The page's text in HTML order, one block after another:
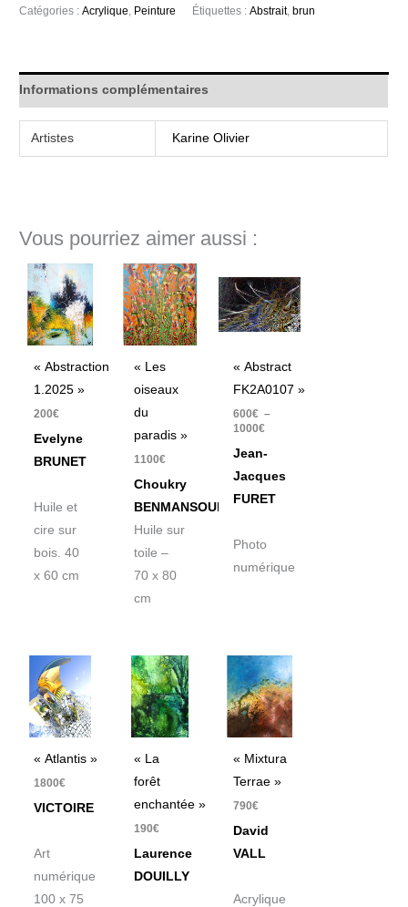
Catégories :Acrylique Peinture Étiquettes :Abstrait,brun
Informations complémentaires
Artistes Karine Olivier
Vous pourriez aimer aussi :
« Abstraction
1.2025 »
200€
Evelyne
BRUNET
Huile et
cire sur
bois. 40
x 60 cm
« Les
oiseaux
du
paradis »
1100€
Choukry
BENMANSOUR
Huile sur
toile –
70 x 80
cm
« Abstract
FK2A0107 »
600€ –
1000€
de
prix :
600€
à
Jean-
Jacques
FURET
Photo
numérique
« Atlantis »
1800€
VICTOIRE
Art
numérique
100 x 75
« La
forêt
enchantée »
190€
Laurence
DOUILLY
« Mixtura
Terrae »
790€
David
VALL
Acrylique